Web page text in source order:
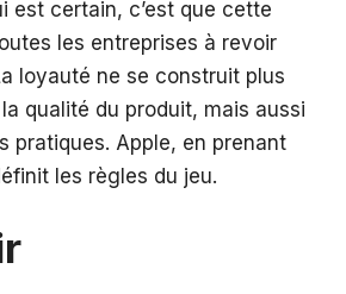
est certain, c’est que cette
les entreprises à revoir
loyauté ne se construit plus
qualité du produit, mais aussi
pratiques. Apple, en prenant
les règles du jeu.